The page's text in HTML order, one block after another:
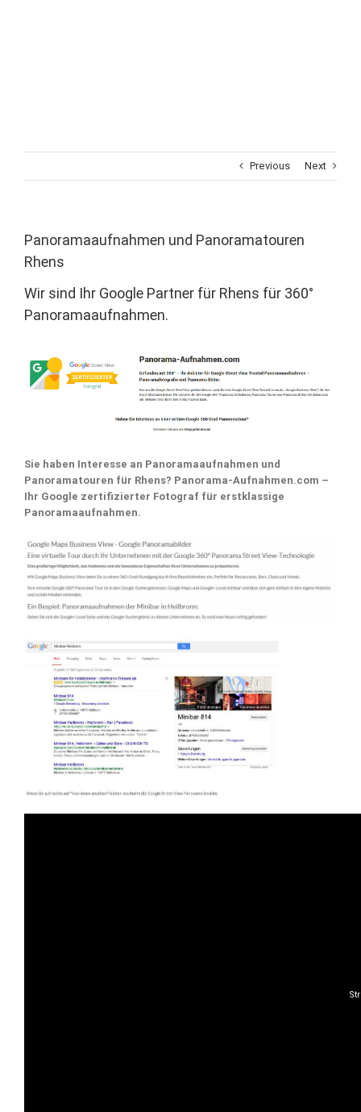
Previous Next
Panoramaaufnahmen und Panoramatouren
Rhens
Wir sind Ihr Google Partner für Rhens für 360°
Panoramaaufnahmen.
Sie haben Interesse an Panoramaaufnahmen und
Panoramatouren für Rhens? Panorama-Aufnahmen.com –
Ihr Google zertifizierter Fotograf für erstklassige
Panoramaaufnahmen.